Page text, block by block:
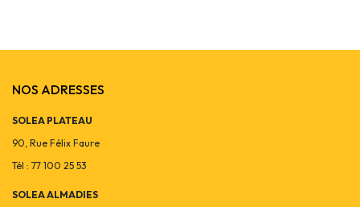
NOS ADRESSES
SOLEA PLATEAU
90, Rue Félix Faure
Tél : 77 100 25 53
SOLEA ALMADIES